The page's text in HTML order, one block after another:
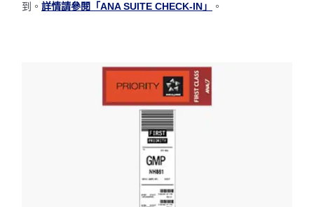
到。 詳情請參閱「ANA SUITE CHECK-IN」 。